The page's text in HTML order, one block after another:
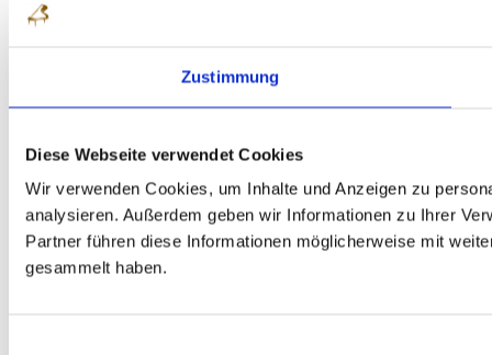
Zustimmung
Diese Webseite verwendet Cookies
Wir verwenden Cookies, um Inhalte und Anzeigen zu
analysieren. Außerdem geben wir Informationen zu Ihrer
Partner führen diese Informationen möglicherweise mit
gesammelt haben.
WettbewerbsteilnehmerInnen
und zusätzlich zwei
Freikarten!